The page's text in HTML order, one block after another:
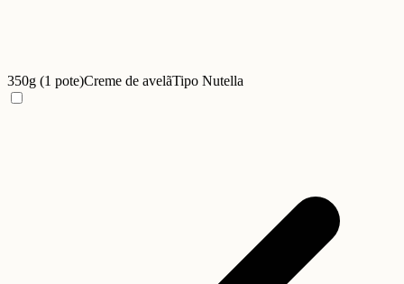
350g (1 pote)Creme de avelãTipo Nutella